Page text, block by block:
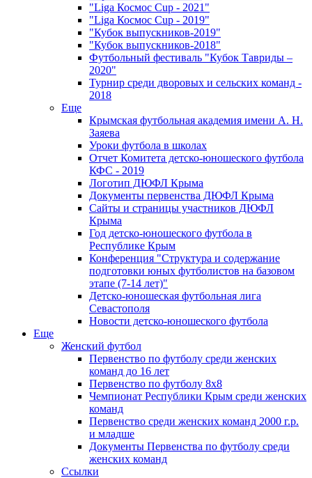
"Liga Космос Cup - 2021"
"Liga Космос Cup - 2019"
"Кубок выпускников-2019"
"Кубок выпускников-2018"
Футбольный фестиваль "Кубок Тавриды –
2020"
Турнир среди дворовых и сельских команд -
2018
Еще
Крымская футбольная академия имени А. Н.
Заяева
Уроки футбола в школах
Отчет Комитета детско-юношеского футбола
КФС - 2019
Логотип ДЮФЛ Крыма
Документы первенства ДЮФЛ Крыма
Сайты и страницы участников ДЮФЛ
Крыма
Год детско-юношеского футбола в
Республике Крым
Конференция "Структура и содержание
подготовки юных футболистов на базовом
этапе (7-14 лет)"
Детско-юношеская футбольная лига
Севастополя
Новости детско-юношеского футбола
Еще
Женский футбол
Первенство по футболу среди женских
команд до 16 лет
Первенство по футболу 8х8
Чемпионат Республики Крым среди женских
команд
Первенство среди женских команд 2000 г.р.
и младше
Документы Первенства по футболу среди
женских команд
Ссылки